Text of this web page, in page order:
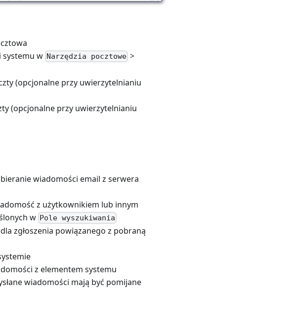
w Narzędzia pocztowe >
(opcjonalne przy uwierzytelnianiu
(opcjonalne przy uwierzytelnianiu
wiadomości email z serwera
z użytkownikiem lub innym
w Pole wyszukiwania
zgłoszenia powiązanego z pobraną
z elementem systemu
wiadomości mają być pomijane